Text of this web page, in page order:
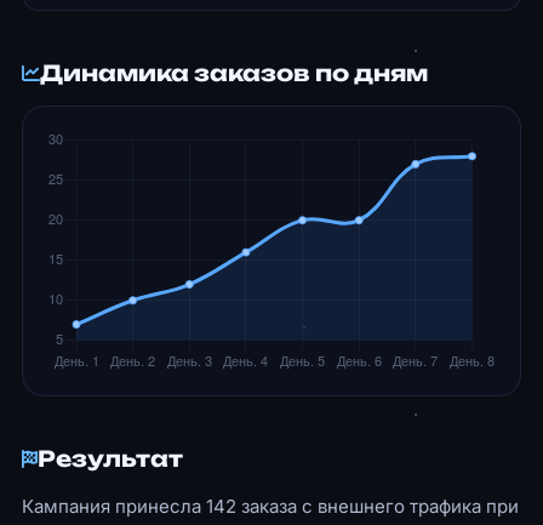
Динамика заказов по дням
Результат
Кампания принесла 142 заказа с внешнего трафика при